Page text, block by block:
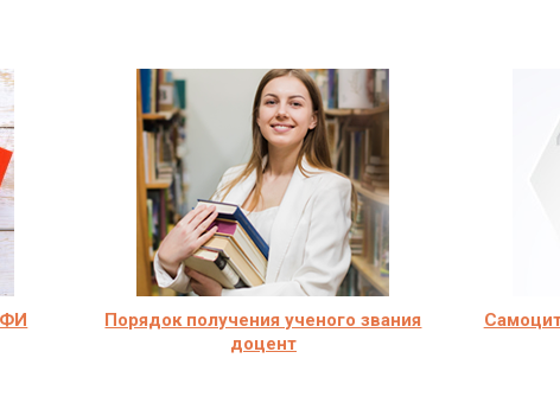
Порядок получения ученого звания
доцент